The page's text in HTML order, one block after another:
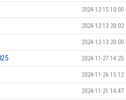
2024-12-15 10:00
2024-12-13 20:02
2024-12-13 20:00
2024-11-27 14:25
2024-11-26 15:12
2024-11-21 14:47